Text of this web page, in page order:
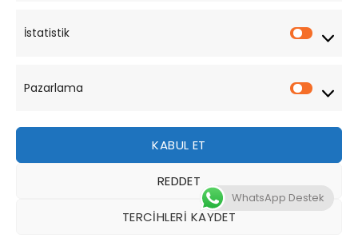
İstatistik
Pazarlama
KABUL ET
REDDET
TERCIHLERI KAYDET
Sipariş Takibi
Bu site, size daha iyi bir tarama deneyimi sunmak için
çerezler kullanmaktadır. Bu web sitesinde gezinerek,
çerez kullanımımızı kabul etmiş olursunuz.
WhatsApp Destek